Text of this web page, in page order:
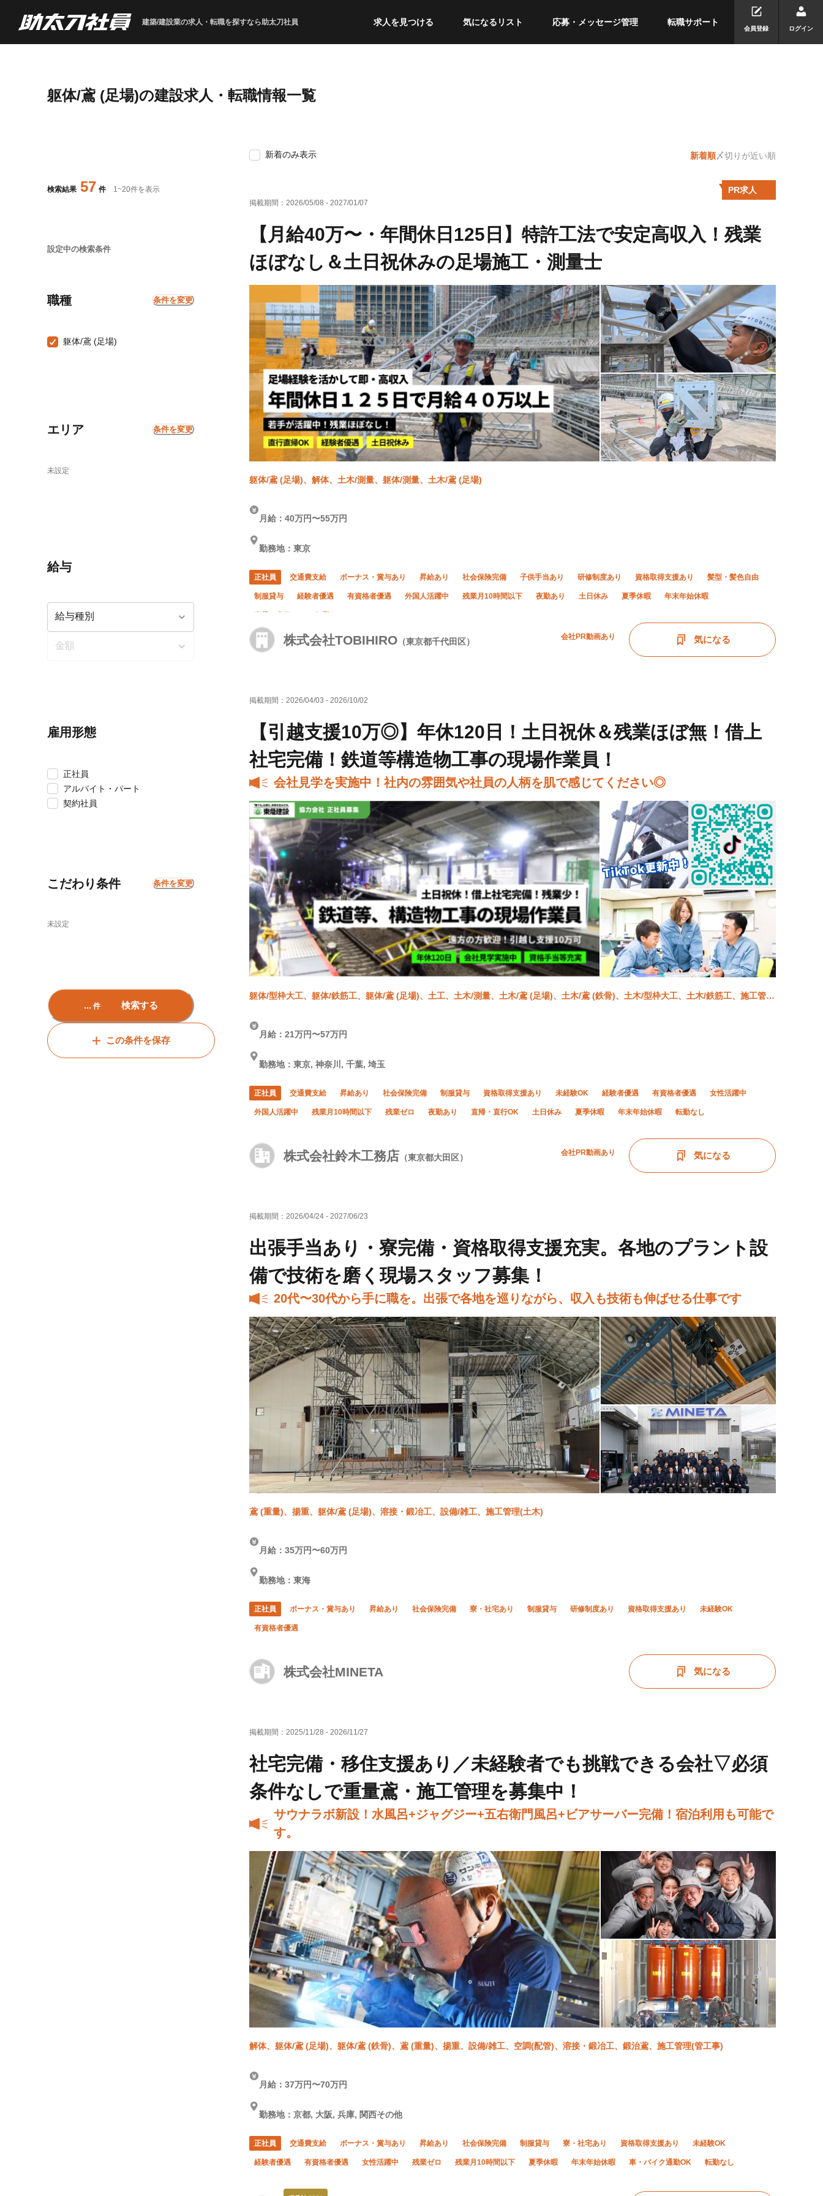
建築/建設業の求人・転職を探すなら助太刀社員 求人を見つける 気になるリスト 応募・メッセージ管理 転職サポート
会員登録 ログイン
躯体/鳶 (足場)の建設求人・転職情報一覧
検索結果 57 件 1~20件を表示
設定中の検索条件
職種 条件を変更
躯体/鳶 (足場)
エリア 条件を変更
未設定
給与
雇用形態
正社員
アルバイト・パート
契約社員
こだわり条件 条件を変更
未設定
... 件 検索する
この条件を保存
新着のみ表示 新着順〆切りが近い順
掲載期間： 2026/05/08 - 2027/01/07
躯体/鳶 (足場)、解体、土木/測量、躯体/測量、土木/鳶 (足場)
【月給40万〜・年間休日125日】特許工法で安定高収入！残業
ほぼなし＆土日祝休みの足場施工・測量士
株式会社TOBIHIRO （東京都千代田区） 会社PR動画あり
月給：40万円〜55万円
勤務地：東京
正社員 交通費支給 ボーナス・賞与あり 昇給あり 社会保険完備 子供手当あり 研修制度あり 資格取得支援あり 髪型・髪色自由
制服貸与 経験者優遇 有資格者優遇 外国人活躍中 残業月10時間以下 夜勤あり 土日休み 夏季休暇 年末年始休暇
気になる
PR求人
掲載期間： 2026/04/03 - 2026/10/02
躯体/型枠大工、躯体/鉄筋工、躯体/鳶 (足場)、土工、土木/測量、土木/鳶 (足場)、土木/鳶 (鉄骨)、土木/型枠大工、土木/鉄筋工、施工管理
【引越支援10万◎】年休120日！土日祝休＆残業ほぼ無！借上
社宅完備！鉄道等構造物工事の現場作業員！
会社見学を実施中！社内の雰囲気や社員の人柄を肌で感じてください◎
株式会社鈴木工務店 （東京都大田区） 会社PR動画あり
月給：21万円〜57万円
勤務地：東京, 神奈川, 千葉, 埼玉
正社員 交通費支給 昇給あり 社会保険完備 制服貸与 資格取得支援あり 未経験OK 経験者優遇 有資格者優遇 女性活躍中
外国人活躍中 残業月10時間以下 残業ゼロ 夜勤あり 直帰・直行OK 土日休み 夏季休暇 年末年始休暇 転勤なし
気になる
掲載期間： 2026/04/24 - 2027/06/23
鳶 (重量)、揚重、躯体/鳶 (足場)、溶接・鍛冶工、設備/雑工、施工管理(土木)
出張手当あり・寮完備・資格取得支援充実。各地のプラント設
備で技術を磨く現場スタッフ募集！
20代〜30代から手に職を。出張で各地を巡りながら、収入も技術も伸ばせる仕事です
株式会社MINETA
月給：35万円〜60万円
勤務地：東海
正社員 ボーナス・賞与あり 昇給あり 社会保険完備 寮・社宅あり 制服貸与 研修制度あり 資格取得支援あり 未経験OK
有資格者優遇
気になる
掲載期間： 2025/11/28 - 2026/11/27
解体、躯体/鳶 (足場)、躯体/鳶 (鉄骨)、鳶 (重量)、揚重、設備/雑工、空調(配管)、溶接・鍛冶工、鍛治鳶、施工管理(管工事)
社宅完備・移住支援あり／未経験者でも挑戦できる会社▽必須
条件なしで重量鳶・施工管理を募集中！
サウナラボ新設！水風呂+ジャグジー+五右衛門風呂+ビアサーバー完備！宿泊利用も可能で
す。
月給：37万円〜70万円
勤務地：京都, 大阪, 兵庫, 関西その他
正社員 交通費支給 ボーナス・賞与あり 昇給あり 社会保険完備 制服貸与 寮・社宅あり 資格取得支援あり 未経験OK
経験者優遇 有資格者優遇 女性活躍中 残業ゼロ 残業月10時間以下 夏季休暇 年末年始休暇 車・バイク通勤OK 転勤なし